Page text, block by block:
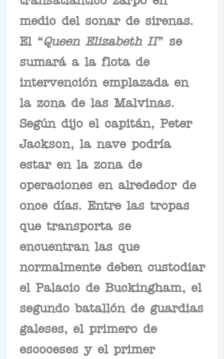
medio del sonar de sirenas.
El “Queen Elizabeth II” se
sumará a la flota de
intervención emplazada en
la zona de las Malvinas.
Según dijo el capitán, Peter
Jackson, la nave podría
estar en la zona de
operaciones en alrededor de
once días. Entre las tropas
que transporta se
encuentran las que
normalmente deben custodiar
el Palacio de Buckingham, el
segundo batallón de guardias
galeses, el primero de
escoceses y el primer